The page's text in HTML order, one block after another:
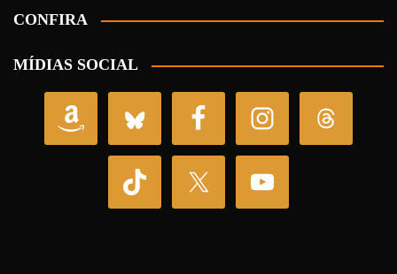
CONFIRA
MÍDIAS SOCIAL